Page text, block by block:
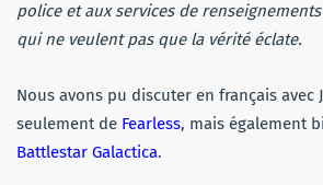
police et aux services de
qui ne veulent pas que la vérité éclate.
Nous avons pu discuter en français avec
seulement de Fearless, mais également
Battlestar Galactica.